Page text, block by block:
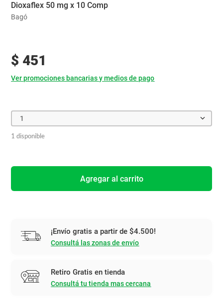
Dioxaflex 50 mg x 10 Comp
Bagó
$ 451
Ver promociones bancarias y medios de pago
1
1 disponible
Agregar al carrito
¡Envío gratis a partir de $4.500!
Consultá las zonas de envío
Retiro Gratis en tienda
Consultá tu tienda mas cercana